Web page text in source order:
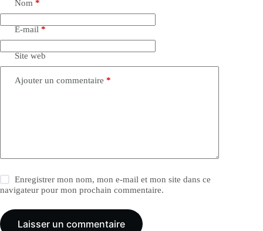
Nom *
E-mail*
Site web
Ajouter un commentaire *
Enregistrer mon nom, mon e-mail et mon site dans ce
navigateur pour mon prochain commentaire.
Laisser un commentaire